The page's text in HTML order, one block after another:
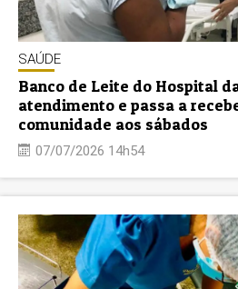
SAÚDE
Banco de Leite do Hospital
atendimento e passa a
comunidade aos sábados
07/07/2026 14h54